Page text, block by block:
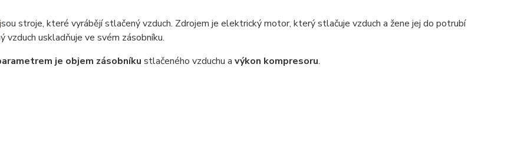
stroje, které vyrábějí stlačený vzduch. Zdrojem je elektrický motor, který stlačuje vzduch a žene jej do potrubí
vzduch uskladňuje ve svém zásobníku.
je objem zásobníku stlačeného vzduchu a výkon kompresoru.